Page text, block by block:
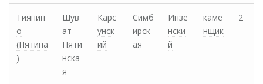
Тияпин
о
(Пятина
)
Шув
ат-
Пяти
нска
я
Карс
унск
ий
Симб
ирск
ая
Инзе
нски
й
каме
нщик
2